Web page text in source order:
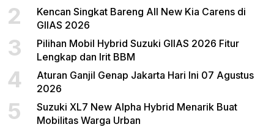
2
Kencan Singkat Bareng All New Kia Carens di
GIIAS 2026
3
Pilihan Mobil Hybrid Suzuki GIIAS 2026 Fitur
Lengkap dan Irit BBM
4
Aturan Ganjil Genap Jakarta Hari Ini 07 Agustus
2026
5
Suzuki XL7 New Alpha Hybrid Menarik Buat
Mobilitas Warga Urban